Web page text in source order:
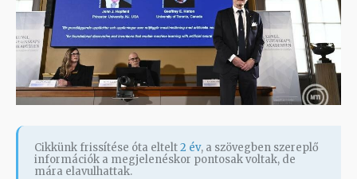
Cikkünk frissítése óta eltelt2 év, a szövegben szereplő
információk a megjelenéskor pontosak voltak, de
mára elavulhattak.